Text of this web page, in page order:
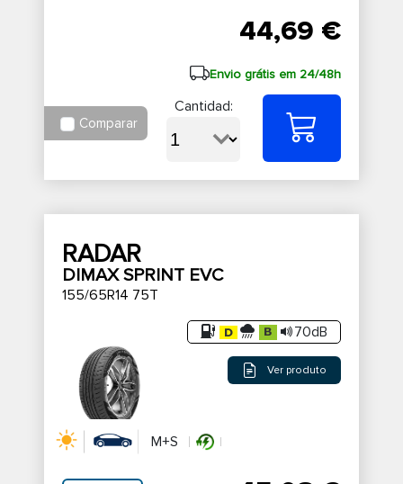
44,69 €
Envio grátis em 24/48h
Comparar
Cantidad:
RADAR
DIMAX SPRINT EVC
155/65R14 75T
70dB
Ver produto
M+S